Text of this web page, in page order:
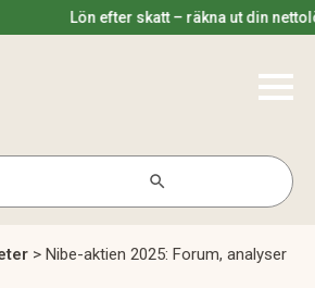
Lön efter skatt – räkna ut din nettolön 2025
> Nibe-aktien 2025: Forum, analyser